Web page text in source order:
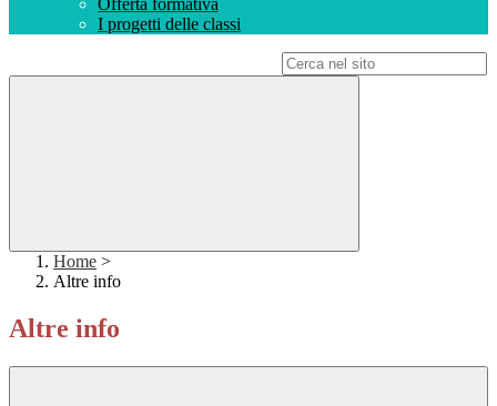
Offerta formativa
I progetti delle classi
Home >
Altre info
Altre info